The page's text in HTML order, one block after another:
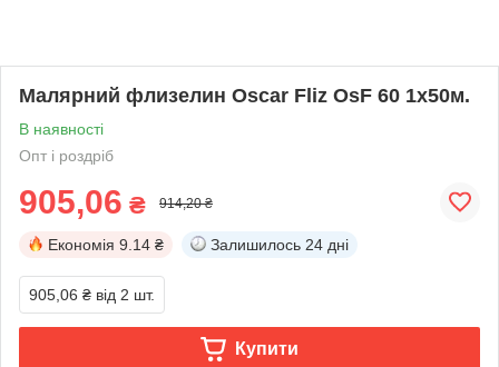
Малярний флизелин Oscar Fliz OsF 60 1х50м.
В наявності
Опт і роздріб
905,06 ₴ 914,20 ₴
Економія 9.14 ₴ Залишилось 24 дні
905,06 ₴ від 2 шт.
Купити